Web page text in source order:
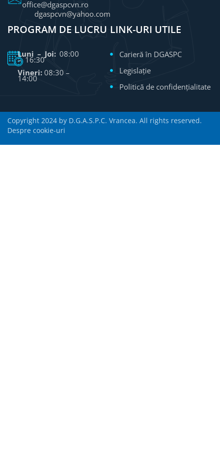
office@dgaspcvn.ro
dgaspcvn@yahoo.com
PROGRAM DE LUCRU
Luni – Joi: 08:00
– 16:30
Vineri: 08:30 –
14:00
LINK-URI UTILE
Carieră în DGASPC
Legislație
Politică de confidențialitate
Copyright 2024 by D.G.A.S.P.C. Vrancea. All rights reserved.
Despre cookie-uri